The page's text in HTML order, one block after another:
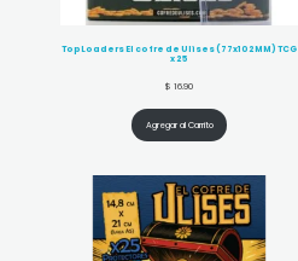
TopLoaders El cofre de Ulises (77x102MM) TCG
x 25
$ 16.90
Agregar al Carrito